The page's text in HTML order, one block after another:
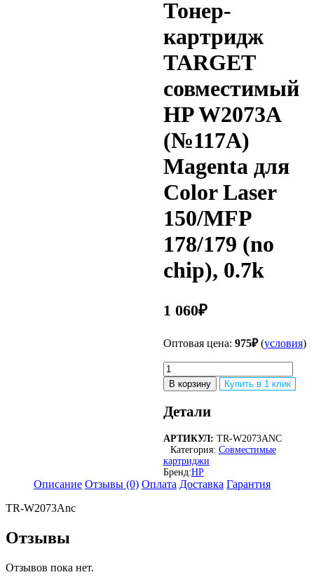
Тонер-
картридж
TARGET
совместимый
HP W2073A
(№117A)
Magenta для
Color Laser
150/MFP
178/179 (no
chip), 0.7k
1 060₽
Оптовая цена: 975₽(условия)
Количество
товара
Тонер-
картридж
TARGET
HP
W2073A
(№117A)
Magenta
для
В корзину Купить в 1 клик
Детали
АРТИКУЛ: TR-W2073ANC
Категория: Совместимые
картриджи
Бренд:HP
Описание Отзывы (0) Оплата Доставка Гарантия
TR-W2073Anc
Отзывы
Отзывов пока нет.